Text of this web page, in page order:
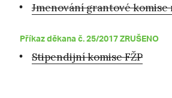
Jmenování grantové komise
Příkaz děkana č. 25/2017ZRUŠENO
Stipendijní komise FŽP